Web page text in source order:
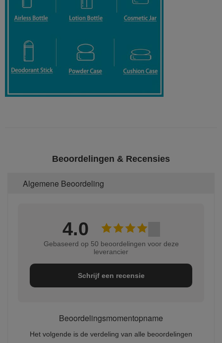
Beoordelingen & Recensies
Algemene Beoordeling
4.0
Gebaseerd op 50 beoordelingen voor deze
leverancier
Schrijf een recensie
Beoordelingsmomentopname
Het volgende is de verdeling van alle beoordelingen